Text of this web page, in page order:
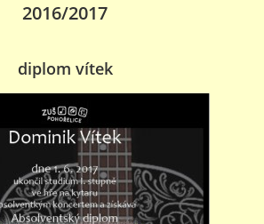
2016/2017
diplom vítek